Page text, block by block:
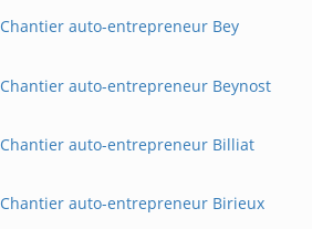
Chantier auto-entrepreneur Bey
Chantier auto-entrepreneur Beynost
Chantier auto-entrepreneur Billiat
Chantier auto-entrepreneur Birieux